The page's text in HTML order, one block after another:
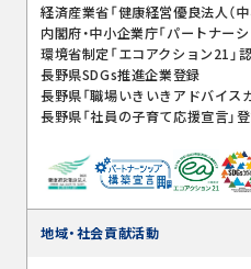
経済産業省「健康経営優良法人（
内閣府・中小企業庁「パートナー
環境省制定「エコアクション21」
長野県SDGs推進企業登録
長野県「職場いきいきアドバイス
長野県「社員の子育て応援宣言」
地域・社会貢献活動